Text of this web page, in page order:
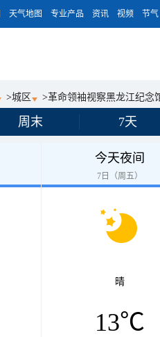
天气地图 专业产品 资讯 视频 节气
>城区 >革命领袖视察黑龙江纪念
周末 7天
今天夜间
7日（周五）
晴
13℃